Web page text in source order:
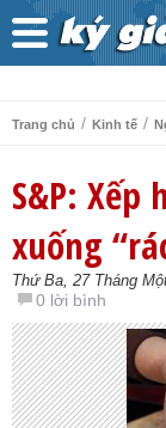
Trang chủ / Kinh tế /
S&P:
xuống
Thứ Ba, 27 Tháng
0 lời bình